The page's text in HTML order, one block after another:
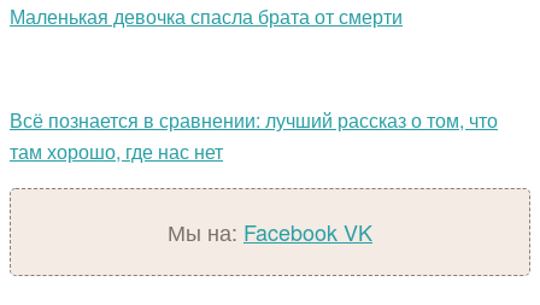
Маленькая девочка спасла брата от смерти
Всё познается в сравнении: лучший рассказ о том, что
там хорошо, где нас нет
Мы на: FacebookVK